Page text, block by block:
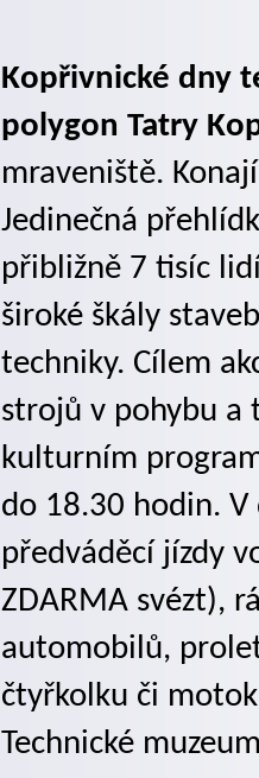
Kopřivnické dny
polygon Tatry
mraveniště.
Jedinečná
přibližně 7 tisíc
široké škály
techniky. Cílem
strojů v pohybu a
kulturním
do 18.30 hodin.
předváděcí jízdy
ZDARMA svézt),
automobilů,
čtyřkolku či
Technické